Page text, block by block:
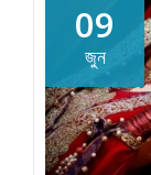
09
জুন